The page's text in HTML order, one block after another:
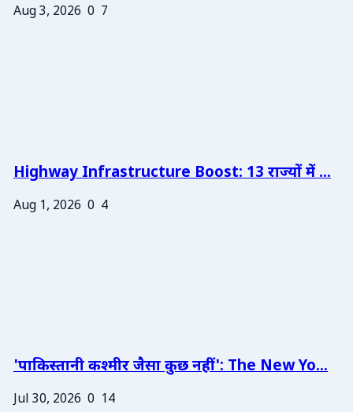
Aug 3, 2026 0 7
Highway Infrastructure Boost: 13 राज्यों में ...
Aug 1, 2026 0 4
'पाकिस्तानी कश्मीर जैसा कुछ नहीं': The New Yo...
Jul 30, 2026 0 14